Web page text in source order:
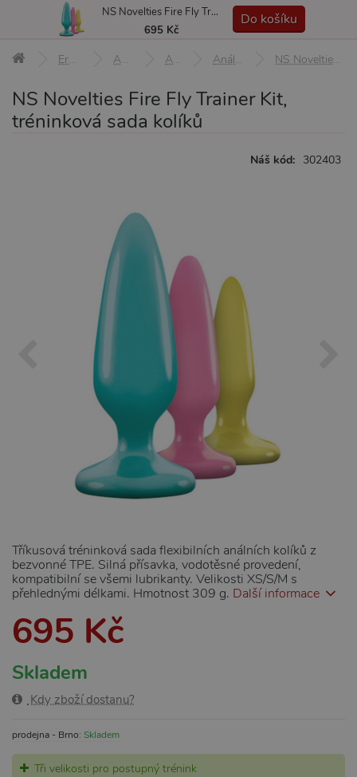
MENU
Erotické pomůcky Anální pomůcky Anální kolíky Anální kolíky nevibrační NS Novelties Fire Fly Trainer Kit, tréninková sada kolíků
NS Novelties Fire Fly Trainer Kit,
tréninková sada kolíků
Náš kód: 302403
Tříkusová tréninková sada flexibilních análních kolíků z
bezvonné TPE. Silná přísavka, vodotěsné provedení,
kompatibilní se všemi lubrikanty. Velikosti XS/S/M s
přehlednými délkami. Hmotnost 309 g. Další informace
695 Kč
Skladem
Kdy zboží dostanu?
prodejna - Brno: Skladem
Tři velikosti pro postupný trénink
NS Novelties Fire Fly Trainer Kit, tréninková sada kolíků
695 Kč
Do košíku